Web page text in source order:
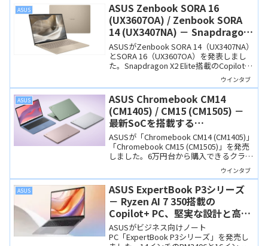
ASUS
ASUS Zenbook SORA 16
(UX3607OA) / Zenbook SORA
14 (UX3407NA) － Snapdragon
X2 Elite搭載、16インチモデルで
も1.2kgの超軽量Copilot+ PC
ASUSがZenbook SORA 14（UX3407NA）
とSORA 16（UX3607OA）を発表しまし
た。Snapdragon X2 Elite搭載のCopilot+
PCで、NPU性能は最大80TOPSに達しま
す。SORA 14は990g、SORA 16は1.2kgの
軽量設計。有機ELディスプレイやセラル
ミナム筐体を採用し、3月下旬発売予定で
す。
ウインタブ
ASUS
ASUS Chromebook CM14
(CM1405) / CM15 (CM1505) －
最新SoCを搭載する
Chromebook、6万円台から購入
できます
ASUSが「Chromebook CM14 (CM1405)」
「Chromebook CM15 (CM1505)」を発売
しました。6万円台から購入できるクラム
シェルノートタイプの製品で、SoCに最
新型番の Kompanio 540を搭載し、カラ
フルで「和紙っぽい」質感の筐体が特徴
です。
ウインタブ
ASUS
ASUS ExpertBook P3シリーズ
－ Ryzen AI 7 350搭載の
Copilot+ PC、堅実な設計と高コ
スパのビジネスノート
ASUSがビジネス向けノート
PC「ExpertBook P3シリーズ」を発売し